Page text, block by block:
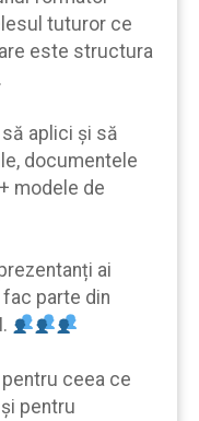
tuturor ce
este structura
aplici şi să
documentele
modele de
ai
parte din
ceea ce
pentru